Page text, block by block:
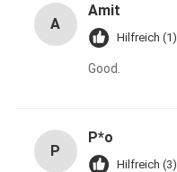
A
Amit
Hilfreich (1)
Good.
P
P*o
Hilfreich (3)